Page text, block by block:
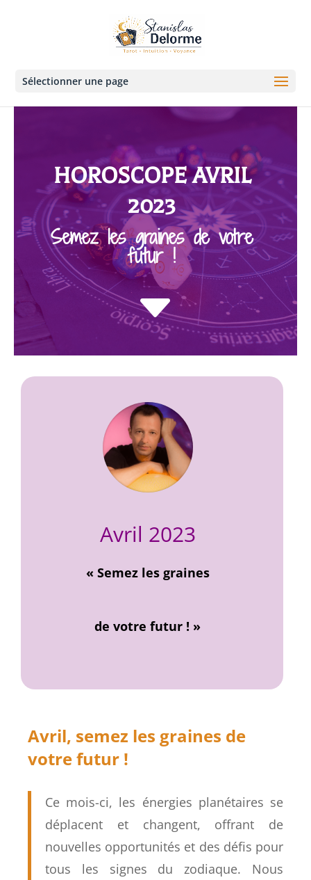
Sélectionner une page
HOROSCOPE AVRIL
2023
Semez les graines de votre
futur !
C
Avril 2023
« Semezles graines
de votre futur ! »
Avril, semez les graines de
votre futur !
Ce mois-ci, les énergies planétaires se
déplacent et changent, offrant de
nouvelles opportunités et des défis pour
tous les signes du zodiaque. Nous